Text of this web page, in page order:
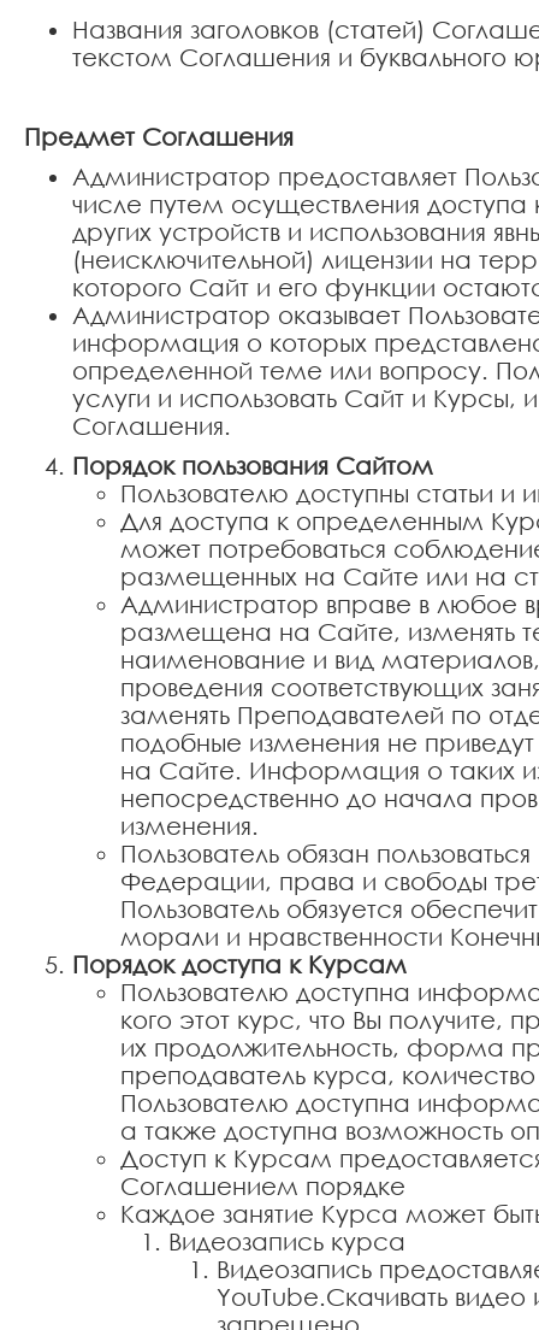
Названия заголовков (статей)
текстом Соглашения и буквального
Предмет Соглашения
Администратор предоставляет
числе путем осуществления
других устройств и использования
(неисключительной) лицензии на
которого Сайт и его функции
Администратор оказывает
информация о которых
определенной теме или вопросу.
услуги и использовать Сайт и
Соглашения.
Порядок пользования Сайтом
Пользователю доступны статьи
Для доступа к определенным
может потребоваться
размещенных на Сайте или на
Администратор вправе в любое
размещена на Сайте, изменять
наименование и вид
проведения соответствующих
заменять Преподавателей по
подобные изменения не
на Сайте. Информация о таких
непосредственно до начала
изменения.
Пользователь обязан
Федерации, права и свободы
Пользователь обязуется
морали и нравственности
Порядок доступа к Курсам
Пользователю доступна
кого этот курс, что Вы
их продолжительность, форма
преподаватель курса,
Пользователю доступна
а также доступна возможность
Доступ к Курсам
Соглашением порядке
Каждое занятие Курса может
Видеозапись курса
Видеозапись
YouTube.Скачивать